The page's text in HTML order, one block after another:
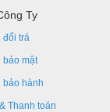
Ty
đổi trả
bảo mật
bảo hành
Thanh toán